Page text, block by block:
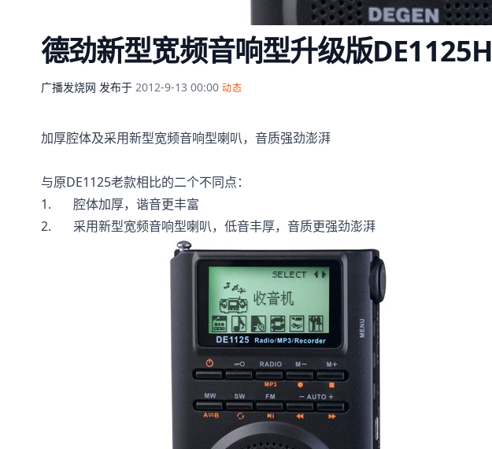
德劲新型宽频音响型升级版DE1125H
广播发烧网 发布于 2012-9-13 00:00 动态
加厚腔体及采用新型宽频音响型喇叭，音质强劲澎湃
与原DE1125老款相比的二个不同点：
1. 腔体加厚，谐音更丰富
2. 采用新型宽频音响型喇叭，低音丰厚，音质更强劲澎湃